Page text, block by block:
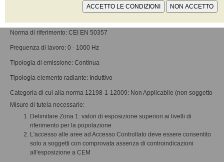
Norma di riferimento: CEI EN 50357
Frequenza di lavoro: 0 - 1000 Hz
Tipologia di emissione: Continua
Tipologia elemento radiante: Induttivo
Categoria di cui alla norma 12198-1-12009: Non Applicabile (non soggetto
Misure di tutela necessarie:
Delimitare Zona 1: valori di esposizione superiori ai livelli di
riferimento per la popolazione
L'accesso alle aree ad Accesso Controllato deve essere consentito
solo a soggetti con comprovata assenza di controindicazioni
all'esposizione a CEM